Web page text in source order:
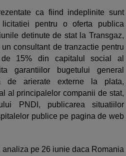
ca fiind indeplinite sunt
pentru o oferta publica
detinute de stat la Transgaz,
consultant de tranzactie pentru
15% din capitalul social al
garantiilor bugetului general
de arierate externe la plata,
al principalelor companii de stat,
PNDI, publicarea situatiilor
publice pe pagina de web
pe 26 iunie daca Romania